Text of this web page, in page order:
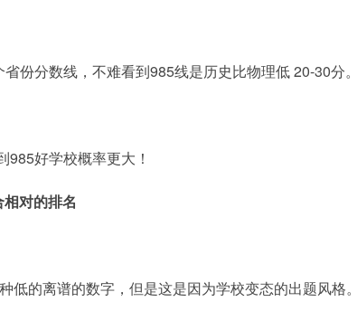
份分数线，不难看到985线是历史比物理低 20-30分。
好学校概率更大！
对的排名
的离谱的数字，但是这是因为学校变态的出题风格。